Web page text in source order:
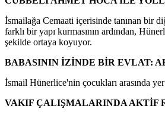
İsmailağa Cemaati içerisinde tanınan bir
farklı bir yapı kurmasının ardından,
şekilde ortaya koyuyor.
BABASININ İZİNDE BİR EVLAT:
İsmail Hünerlice'nin çocukları arasında
VAKIF ÇALIŞMALARINDA AKTİF